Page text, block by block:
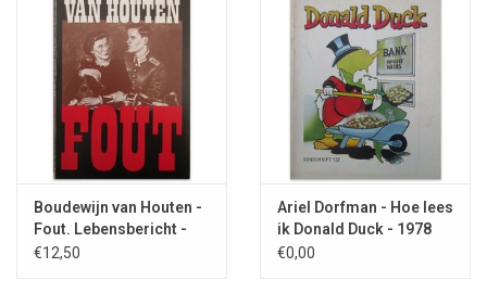
Boudewijn van Houten -
Fout. Lebensbericht -
1987
€12,50
Ariel Dorfman - Hoe lees
ik Donald Duck - 1978
€0,00